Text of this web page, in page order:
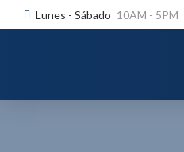
Lunes - Sábado 10AM - 5PM